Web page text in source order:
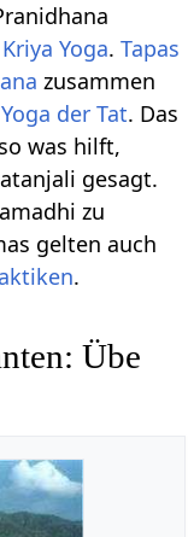
Kriya Yoga.Tapas
zusammen
Yoga der Tat. Das
was hilft,
gesagt.
zu
gelten auch
.
Übe